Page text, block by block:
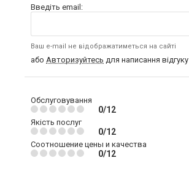
Введіть email:
Ваш e-mail не відображатиметься на сайті
або Авторизуйтесь для написання відгуку
Обслуговування
0/12
Якість послуг
0/12
Соотношение цены и качества
0/12